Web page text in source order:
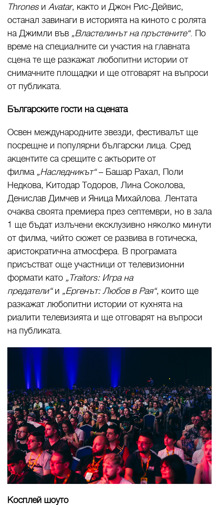
Thronesи Avatar, както и Джон Рис-Дейвис,
останал завинаги в историята на киното с ролята
на Джимли във „Властелинът на пръстените“. По
време на специалните си участия на главната
сцена те ще разкажат любопитни истории от
снимачните площадки и ще отговарят на въпроси
от публиката.
Българските гости на сцената
Освен международните звезди, фестивалът ще
посрещне и популярни български лица. Сред
акцентите са срещите с актьорите от
филма „Наследникът“– Башар Рахал, Поли
Недкова, Китодар Тодоров, Лина Соколова,
Денислав Димчев и Яница Михайлова. Лентата
очаква своята премиера през септември, но в зала
1 ще бъдат излъчени ексклузивно няколко минути
от филма, чийто сюжет се развива в готическа,
аристократична атмосфера. В програмата
присъстват още участници от телевизионни
формати като „Traitors: Игра на
предатели“и „Ергенът: Любов в Рая“, които ще
разкажат любопитни истории от кухнята на
риалити телевизията и ще отговарят на въпроси
на публиката.
Косплей шоуто